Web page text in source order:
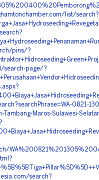
list/search?
pins/?
search-page/?
0821-
Tambang-Maros-Sulawesi-
search?